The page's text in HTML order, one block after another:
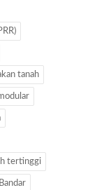
tanah
tertinggi